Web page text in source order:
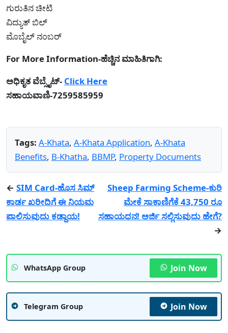
ಗುರುತಿನ ಚೀಟಿ
ವಿದ್ಯುತ್ ಬಿಲ್
ಮೊಬೈಲ್ ನಂಬರ್
For More Information-ಹೆಚ್ಚಿನ ಮಾಹಿತಿಗಾಗಿ:
ಅಧಿಕೃತ ವೆಬ್ಸೈಟ್- Click Here
ಸಹಾಯವಾಣಿ-7259585959
Tags: A-Khata, A-Khata Application, A-Khata
Benefits, B-Khatha, BBMP, Property Documents
← SIM Card-ಹೊಸ ಸಿಮ್
ಕಾರ್ಡ ಖರೀದಿಗೆ ಈ ನಿಯಮ
ಪಾಲಿಸುವುದು ಕಡ್ದಾಯ!
Sheep Farming Scheme-ಕುರಿ
ಮೇಕೆ ಸಾಕಾಣಿಗೆಕೆ 43,750 ರೂ
ಸಹಾಯಧನ! ಅರ್ಜಿ ಸಲ್ಲಿಸುವುದು ಹೇಗೆ?
→
WhatsApp Group Join Now
Telegram Group Join Now